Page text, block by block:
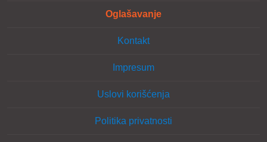
Oglašavanje
Kontakt
Impresum
Uslovi korišćenja
Politika privatnosti